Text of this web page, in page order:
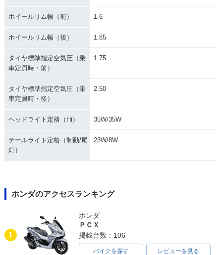
ホイールリム幅（前） 1.6
ホイールリム幅（後） 1.85
タイヤ標準指定空気圧（乗
車定員時・前）
1.75
タイヤ標準指定空気圧（乗
車定員時・後）
2.50
ヘッドライト定格（Hi） 35W/35W
テールライト定格（制動/尾
灯）
23W/8W
ホンダのアクセスランキング
1
ホンダ
ＰＣＸ
掲載台数：106
バイクを探す レビューを見る